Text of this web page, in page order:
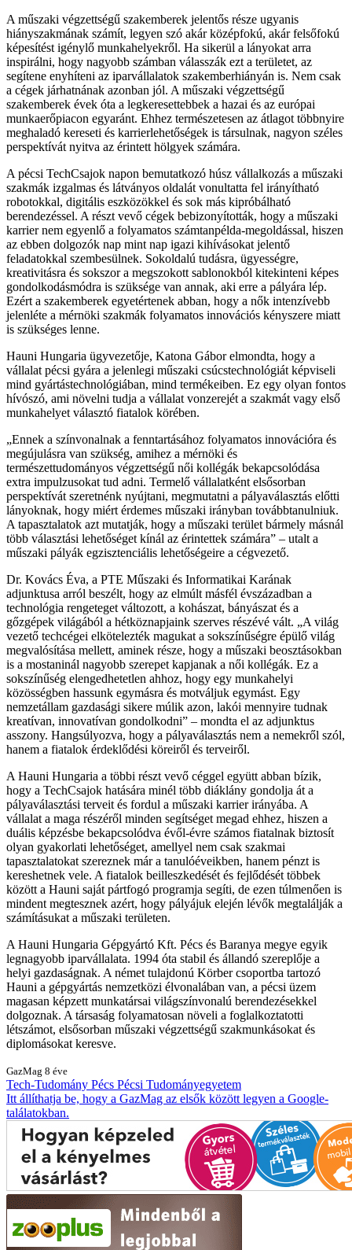
A műszaki végzettségű szakemberek jelentős része ugyanis
hiányszakmának számít, legyen szó akár középfokú, akár felsőfokú
képesítést igénylő munkahelyekről. Ha sikerül a lányokat arra
inspirálni, hogy nagyobb számban válasszák ezt a területet, az
segítene enyhíteni az iparvállalatok szakemberhiányán is. Nem csak
a cégek járhatnának azonban jól. A műszaki végzettségű
szakemberek évek óta a legkeresettebbek a hazai és az európai
munkaerőpiacon egyaránt. Ehhez természetesen az átlagot többnyire
meghaladó kereseti és karrierlehetőségek is társulnak, nagyon széles
perspektívát nyitva az érintett hölgyek számára.
A pécsi TechCsajok napon bemutatkozó húsz vállalkozás a műszaki
szakmák izgalmas és látványos oldalát vonultatta fel irányítható
robotokkal, digitális eszközökkel és sok más kipróbálható
berendezéssel. A részt vevő cégek bebizonyították, hogy a műszaki
karrier nem egyenlő a folyamatos számtanpélda-megoldással, hiszen
az ebben dolgozók nap mint nap igazi kihívásokat jelentő
feladatokkal szembesülnek. Sokoldalú tudásra, ügyességre,
kreativitásra és sokszor a megszokott sablonokból kitekinteni képes
gondolkodásmódra is szüksége van annak, aki erre a pályára lép.
Ezért a szakemberek egyetértenek abban, hogy a nők intenzívebb
jelenléte a mérnöki szakmák folyamatos innovációs kényszere miatt
is szükséges lenne.
Hauni Hungaria ügyvezetője, Katona Gábor elmondta, hogy a
vállalat pécsi gyára a jelenlegi műszaki csúcstechnológiát képviseli
mind gyártástechnológiában, mind termékeiben. Ez egy olyan fontos
hívószó, ami növelni tudja a vállalat vonzerejét a szakmát vagy első
munkahelyet választó fiatalok körében.
Ennek a színvonalnak a fenntartásához folyamatos innovációra és
megújulásra van szükség, amihez a mérnöki és
természettudományos végzettségű női kollégák bekapcsolódása
extra impulzusokat tud adni. Termelő vállalatként elsősorban
perspektívát szeretnénk nyújtani, megmutatni a pályaválasztás előtti
lányoknak, hogy miért érdemes műszaki irányban továbbtanulniuk.
A tapasztalatok azt mutatják, hogy a műszaki terület bármely másnál
több választási lehetőséget kínál az érintettek számára
– utalt a
műszaki pályák egzisztenciális lehetőségeire a cégvezető.
Dr. Kovács Éva, a PTE Műszaki és Informatikai Karának
adjunktusa arról beszélt, hogy az elmúlt másfél évszázadban a
technológia rengeteget változott, a kohászat, bányászat és a
gőzgépek világából a hétköznapjaink szerves részévé vált.
A világ
vezető techcégei elkötelezték magukat a sokszínűségre épülő világ
megvalósítása mellett, aminek része, hogy a műszaki beosztásokban
is a mostaninál nagyobb szerepet kapjanak a női kollégák. Ez a
sokszínűség elengedhetetlen ahhoz, hogy egy munkahelyi
közösségben hassunk egymásra és motváljuk egymást. Egy
nemzetállam gazdasági sikere múlik azon, lakói mennyire tudnak
kreatívan, innovatívan gondolkodni
– mondta el az adjunktus
asszony. Hangsúlyozva, hogy a pályaválasztás nem a nemekről szól,
hanem a fiatalok érdeklődési köreiről és terveiről.
A Hauni Hungaria a többi részt vevő céggel együtt abban bízik,
hogy a TechCsajok hatására minél több diáklány gondolja át a
pályaválasztási terveit és fordul a műszaki karrier irányába. A
vállalat a maga részéről minden segítséget megad ehhez, hiszen a
duális képzésbe bekapcsolódva évől-évre számos fiatalnak biztosít
olyan gyakorlati lehetőséget, amellyel nem csak szakmai
tapasztalatokat szereznek már a tanulóéveikben, hanem pénzt is
kereshetnek vele. A fiatalok beilleszkedését és fejlődését többek
között a Hauni saját pártfogó programja segíti, de ezen túlmenően is
mindent megtesznek azért, hogy pályájuk elején lévők megtalálják a
számításukat a műszaki területen.
A Hauni Hungaria Gépgyártó Kft. Pécs és Baranya megye egyik
legnagyobb iparvállalata. 1994 óta stabil és állandó szereplője a
helyi gazdaságnak. A német tulajdonú Körber csoportba tartozó
Hauni a gépgyártás nemzetközi élvonalában van, a pécsi üzem
magasan képzett munkatársai világszínvonalú berendezésekkel
dolgoznak. A társaság folyamatosan növeli a foglalkoztatotti
létszámot, elsősorban műszaki végzettségű szakmunkásokat és
diplomásokat keresve.
GazMag 8 éve
Tech-Tudomány Pécs Pécsi Tudományegyetem
Itt állíthatja be, hogy a GazMag az elsők között legyen a Google-
találatokban.